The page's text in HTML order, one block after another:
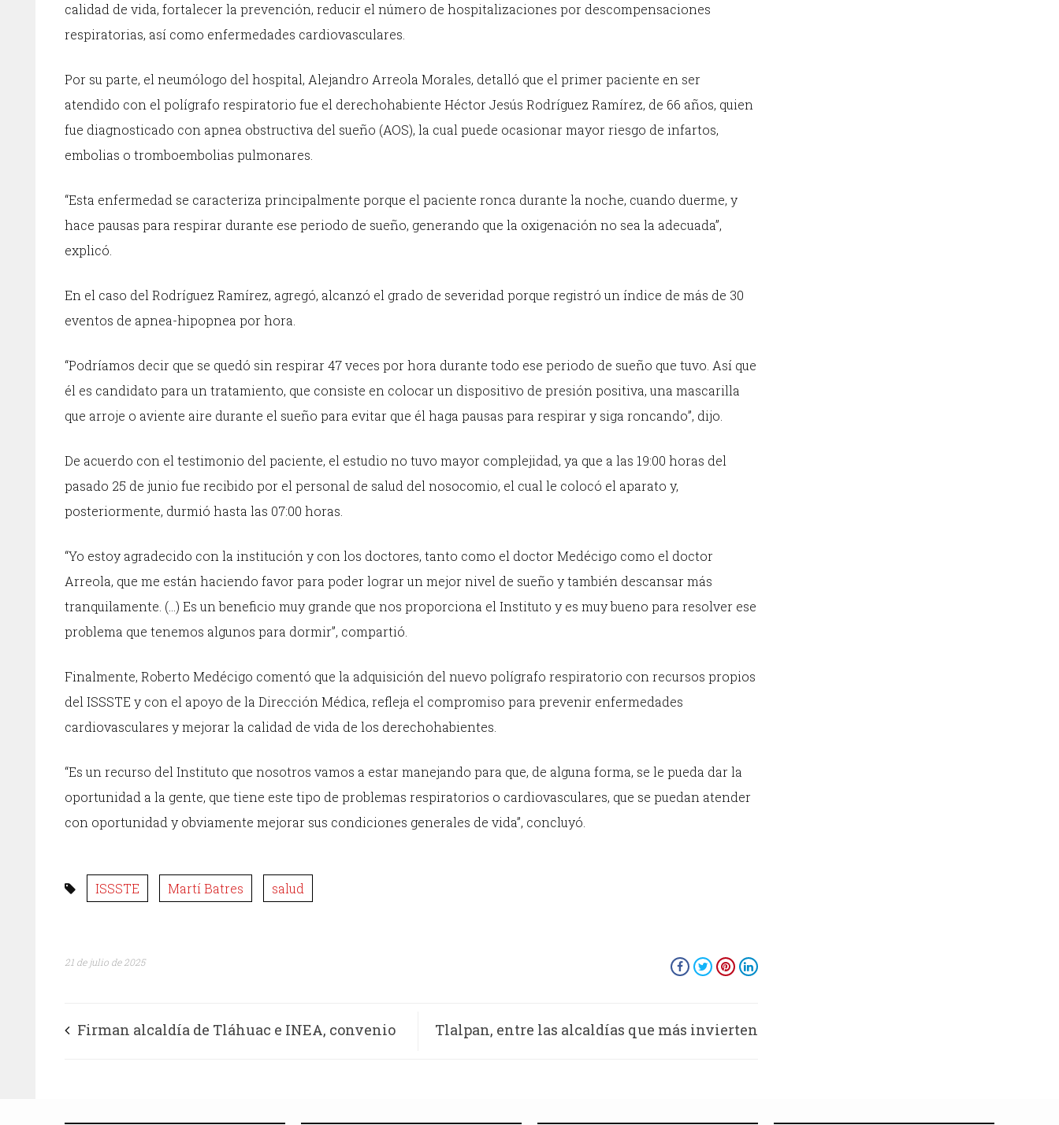
calidad de vida, fortalecer la prevención, reducir el número de hospitalizaciones por descompensaciones
respiratorias, así como enfermedades cardiovasculares.
Por su parte, el neumólogo del hospital, Alejandro Arreola Morales, detalló que el primer paciente en ser
atendido con el polígrafo respiratorio fue el derechohabiente Héctor Jesús Rodríguez Ramírez, de 66 años, quien
fue diagnosticado con apnea obstructiva del sueño (AOS), la cual puede ocasionar mayor riesgo de infartos,
embolias o tromboembolias pulmonares.
“Esta enfermedad se caracteriza principalmente porque el paciente ronca durante la noche, cuando duerme, y
hace pausas para respirar durante ese periodo de sueño, generando que la oxigenación no sea la adecuada”,
explicó.
En el caso del Rodríguez Ramírez, agregó, alcanzó el grado de severidad porque registró un índice de más de 30
eventos de apnea-hipopnea por hora.
“Podríamos decir que se quedó sin respirar 47 veces por hora durante todo ese periodo de sueño que tuvo. Así que
él es candidato para un tratamiento, que consiste en colocar un dispositivo de presión positiva, una mascarilla
que arroje o aviente aire durante el sueño para evitar que él haga pausas para respirar y siga roncando”, dijo.
De acuerdo con el testimonio del paciente, el estudio no tuvo mayor complejidad, ya que a las 19:00 horas del
pasado 25 de junio fue recibido por el personal de salud del nosocomio, el cual le colocó el aparato y,
posteriormente, durmió hasta las 07:00 horas.
“Yo estoy agradecido con la institución y con los doctores, tanto como el doctor Medécigo como el doctor
Arreola, que me están haciendo favor para poder lograr un mejor nivel de sueño y también descansar más
tranquilamente. (…) Es un beneficio muy grande que nos proporciona el Instituto y es muy bueno para resolver ese
problema que tenemos algunos para dormir”, compartió.
Finalmente, Roberto Medécigo comentó que la adquisición del nuevo polígrafo respiratorio con recursos propios
del ISSSTE y con el apoyo de la Dirección Médica, refleja el compromiso para prevenir enfermedades
cardiovasculares y mejorar la calidad de vida de los derechohabientes.
“Es un recurso del Instituto que nosotros vamos a estar manejando para que, de alguna forma, se le pueda dar la
oportunidad a la gente, que tiene este tipo de problemas respiratorios o cardiovasculares, que se puedan atender
con oportunidad y obviamente mejorar sus condiciones generales de vida”, concluyó.
ISSSTE Martí Batres salud
21 de julio de 2025
Firman alcaldía de Tláhuac e INEA, convenio Tlalpan, entre las alcaldías que más invierten